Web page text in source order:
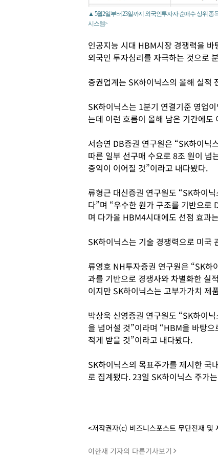
▲ 5월2일부터 23일까지 외국인투자자 순매수 상위 종
시스템>
인공지능 시대 HBM시장 경쟁력을
외국인 투자심리를 자극하는 것으로
증권업계는 SK하이닉스의 올해 실적
SK하이닉스는 1분기 연결기준 영업
는데 이런 흐름이 올해 남은 기간에도
서승연 DB증권 연구원은 “SK하이닉
따른 일부 선구매 수요로 8조 원이 넘
증익이 이어질 것”이라고 내다봤다.
류형근 대신증권 연구원도 “SK하이
다”며 “우수한 원가 구조를 기반으로
며 다가올 HBM4시대에도 선점 효과
SK하이닉스는 기술 경쟁력으로 미국
류영호 NH투자증권 연구원은 “SK하
과를 기반으로 경쟁사와 차별화한 실
이지만 SK하이닉스는 고부가가치 제
박상욱 신영증권 연구원도 “SK하이
을 넘어설 것”이라며 “HBM을 바탕
적게 받을 것”이라고 내다봤다.
SK하이닉스의 목표주가를 제시한 국
로 집계됐다. 23일 SK하이닉스 주가
<저작권자(c) 비즈니스포스트 무단전재 및
이한재 기자의 다른기사보기